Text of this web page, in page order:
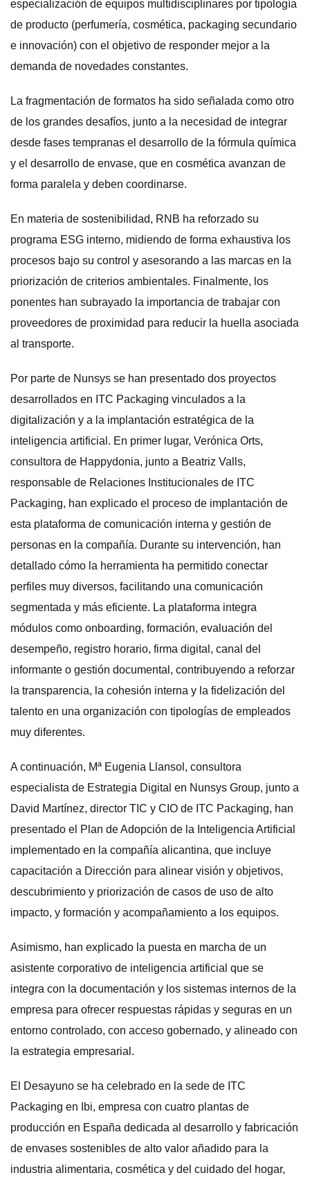
especialización de equipos multidisciplinares por tipología
de producto (perfumería, cosmética, packaging secundario
e innovación) con el objetivo de responder mejor a la
demanda de novedades constantes.
La fragmentación de formatos ha sido señalada como otro
de los grandes desafíos, junto a la necesidad de integrar
desde fases tempranas el desarrollo de la fórmula química
y el desarrollo de envase, que en cosmética avanzan de
forma paralela y deben coordinarse.
En materia de sostenibilidad, RNB ha reforzado su
programa ESG interno, midiendo de forma exhaustiva los
procesos bajo su control y asesorando a las marcas en la
priorización de criterios ambientales. Finalmente, los
ponentes han subrayado la importancia de trabajar con
proveedores de proximidad para reducir la huella asociada
al transporte.
Por parte de Nunsys se han presentado dos proyectos
desarrollados en ITC Packaging vinculados a la
digitalización y a la implantación estratégica de la
inteligencia artificial. En primer lugar, Verónica Orts,
consultora de Happydonia, junto a Beatriz Valls,
responsable de Relaciones Institucionales de ITC
Packaging, han explicado el proceso de implantación de
esta plataforma de comunicación interna y gestión de
personas en la compañía. Durante su intervención, han
detallado cómo la herramienta ha permitido conectar
perfiles muy diversos, facilitando una comunicación
segmentada y más eficiente. La plataforma integra
módulos como onboarding, formación, evaluación del
desempeño, registro horario, firma digital, canal del
informante o gestión documental, contribuyendo a reforzar
la transparencia, la cohesión interna y la fidelización del
talento en una organización con tipologías de empleados
muy diferentes.
A continuación, Mª Eugenia Llansol, consultora
especialista de Estrategia Digital en Nunsys Group, junto a
David Martínez, director TIC y CIO de ITC Packaging, han
presentado el Plan de Adopción de la Inteligencia Artificial
implementado en la compañía alicantina, que incluye
capacitación a Dirección para alinear visión y objetivos,
descubrimiento y priorización de casos de uso de alto
impacto, y formación y acompañamiento a los equipos.
Asimismo, han explicado la puesta en marcha de un
asistente corporativo de inteligencia artificial que se
integra con la documentación y los sistemas internos de la
empresa para ofrecer respuestas rápidas y seguras en un
entorno controlado, con acceso gobernado, y alineado con
la estrategia empresarial.
El Desayuno se ha celebrado en la sede de ITC
Packaging en Ibi, empresa con cuatro plantas de
producción en España dedicada al desarrollo y fabricación
de envases sostenibles de alto valor añadido para la
industria alimentaria, cosmética y del cuidado del hogar,